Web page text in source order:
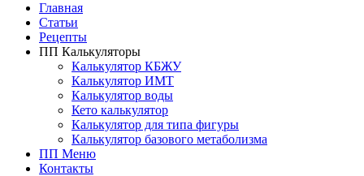
Главная
Статьи
Рецепты
ПП Калькуляторы
Калькулятор КБЖУ
Калькулятор ИМТ
Калькулятор воды
Кето калькулятор
Калькулятор для типа фигуры
Калькулятор базового метаболизма
ПП Меню
Контакты